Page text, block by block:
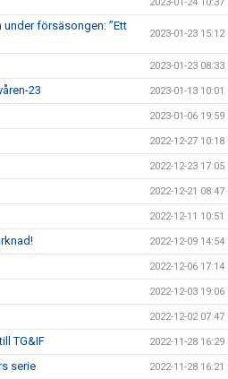
försäsongen: ”Ett
2023-01-23 15:12
2023-01-23 08:33
23 2023-01-13 10:01
2023-01-06 19:59
2022-12-27 10:18
2022-12-23 17:05
2022-12-21 08:47
2022-12-11 10:51
2022-12-09 14:54
2022-12-06 17:14
2022-12-03 19:06
2022-12-02 07:47
TG&IF 2022-11-28 16:29
serie 2022-11-28 16:21